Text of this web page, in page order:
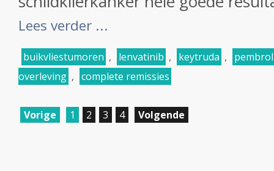
Lees verder ...
buikvliestumoren , lenvatinib , keytruda ,
overleving , complete remissies
Vorige 1 2 3 4 Volgende